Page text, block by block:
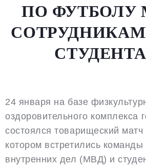
ПО ФУТБОЛУ
24 января на базе
оздоровительного комплекса
состоялся товарищеский
котором встретились
внутренних дел (МВД) и